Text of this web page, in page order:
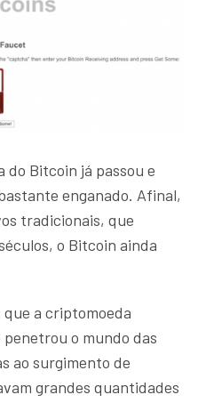
do Bitcoin já passou e
enganado. Afinal,
tradicionais, que
o Bitcoin ainda
que a criptomoeda
penetrou o mundo das
ao surgimento de
grandes quantidades